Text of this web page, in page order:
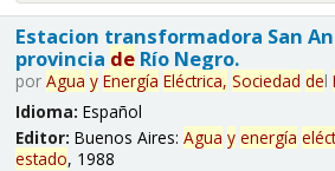
Estacion transformadora San
provincia deRío Negro.
por Agua y Energía Eléctrica, Sociedad del
Idioma: Español
Editor: Buenos Aires: Agua y energía
estado, 1988